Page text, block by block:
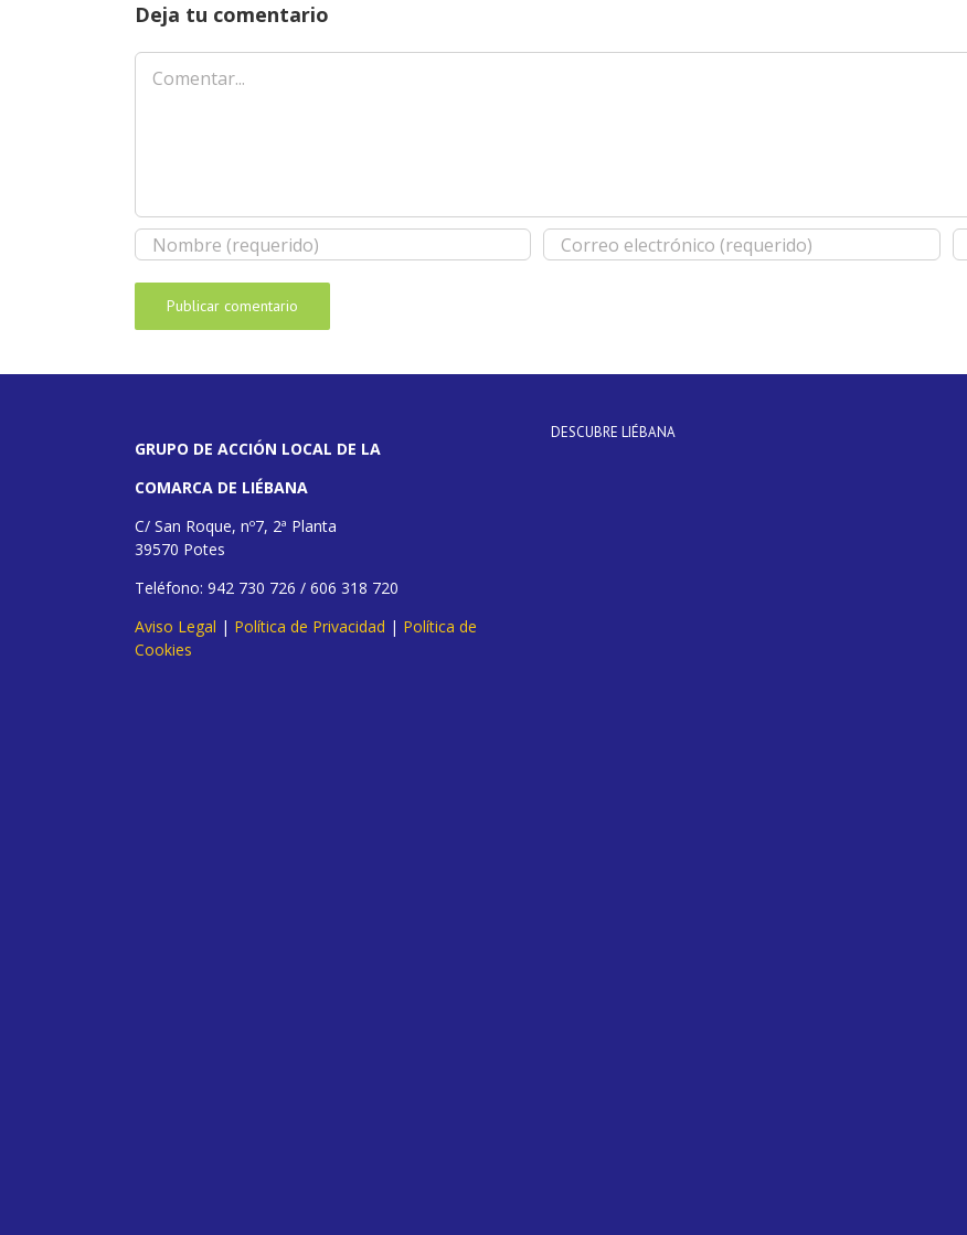
Deja tu comentario
Comentar
GRUPO DE ACCIÓN LOCAL DE LA
COMARCA DE LIÉBANA
C/ San Roque, nº7, 2ª Planta
39570 Potes
Teléfono: 942 730 726 / 606 318 720
Aviso Legal | Política de Privacidad | Política de
Cookies
DESCUBRE LIÉBANA